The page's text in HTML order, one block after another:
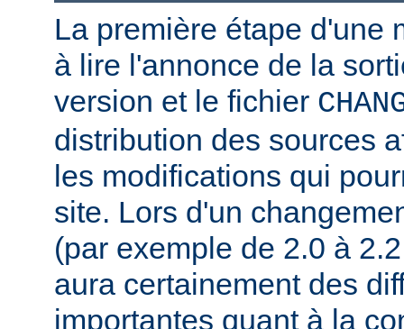
La première étape d'une
à lire l'annonce de la
version et le fichier
distribution des sources
les modifications qui
site. Lors d'un
(par exemple de 2.0 à
aura certainement des
importantes quant à la